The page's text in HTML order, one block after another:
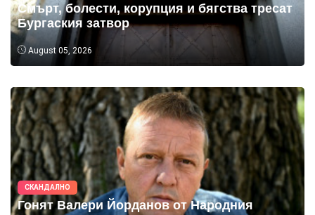
Смърт, болести, корупция и бягства тресат
Бургаския затвор
August 05, 2026
СКАНДАЛНО
Гонят Валери Йорданов от Народния